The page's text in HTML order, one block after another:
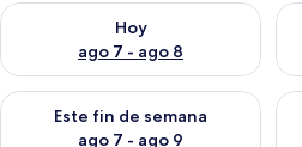
Hoy
ago 7 - ago 8
Consulta la disponibilidad para hoy
Este fin de semana
ago 7 - ago 9
Consulta la disponibilidad para